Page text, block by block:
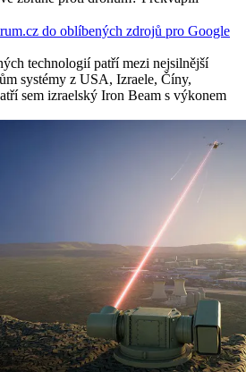
do oblíbených zdrojů pro Google
technologií patří mezi nejsilnější
systémy z USA, Izraele, Číny,
sem izraelský Iron Beam s výkonem